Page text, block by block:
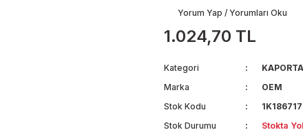
Yorum Yap / Yorumları Oku
1.024,70 TL
Kategori
Marka
OEM
Stok Kodu
Stok Durumu
Stokta